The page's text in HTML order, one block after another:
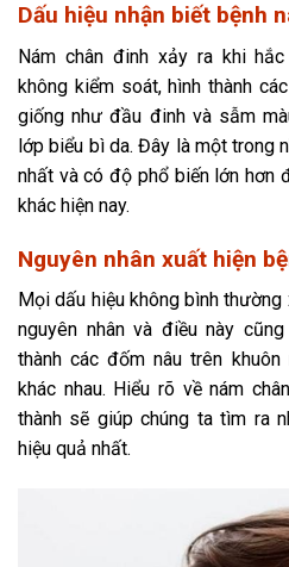
Dấu hiệu nhận biết bệnh
Nám chân đinh xảy ra khi
không kiểm soát, hình thành
giống như đầu đinh và sẫm
lớp biểu bì da. Đây là một trong
nhất và có độ phổ biến lớn hơn
khác hiện nay.
Nguyên nhân xuất hiện
Mọi dấu hiệu không bình
nguyên nhân và điều này
thành các đốm nâu trên
khác nhau. Hiểu rõ về nám
thành sẽ giúp chúng ta tìm ra
hiệu quả nhất.